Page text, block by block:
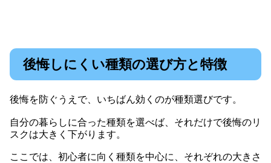
後悔しにくい種類の選び方と特徴
後悔を防ぐうえで、いちばん効くのが種類選びです。
自分の暮らしに合った種類を選べば、それだけで後悔のリ
スクは大きく下がります。
ここでは、初心者に向く種類を中心に、それぞれの大きさ